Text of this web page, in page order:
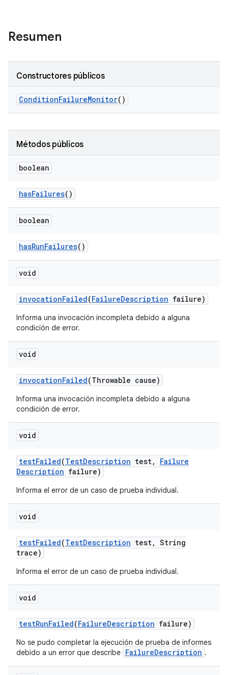
Resumen
Constructores públicos
ConditionFailureMonitor()
Métodos públicos
boolean
hasFailures()
boolean
hasRunFailures()
void
invocationFailed(FailureDescription failure)
Informa una invocación incompleta debido a alguna
condición de error.
void
invocationFailed(Throwable cause)
Informa una invocación incompleta debido a alguna
condición de error.
void
testFailed(TestDescription test,
Failure
Description failure)
Informa el error de un caso de prueba individual.
void
testFailed(TestDescription test, String
trace)
Informa el error de un caso de prueba individual.
void
testRunFailed(FailureDescription failure)
No se pudo completar la ejecución de prueba de informes
debido a un error que describe FailureDescription .